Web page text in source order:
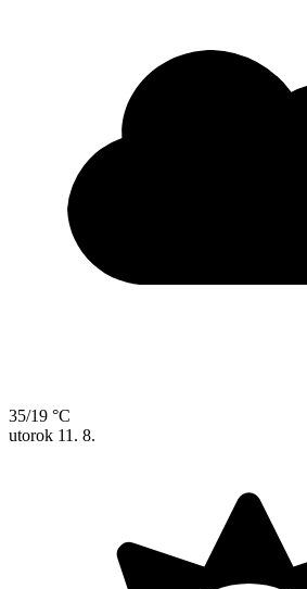
35/19 °C
utorok 11. 8.